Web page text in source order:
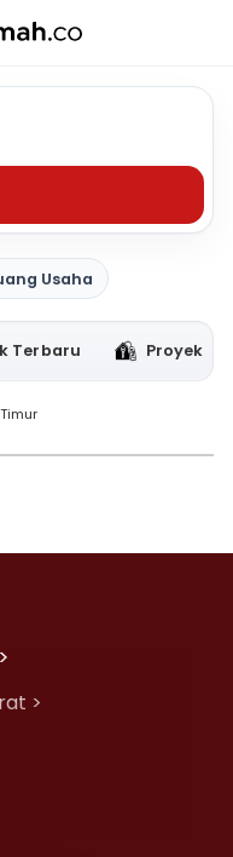
Usaha
Terbaru Proyek
>